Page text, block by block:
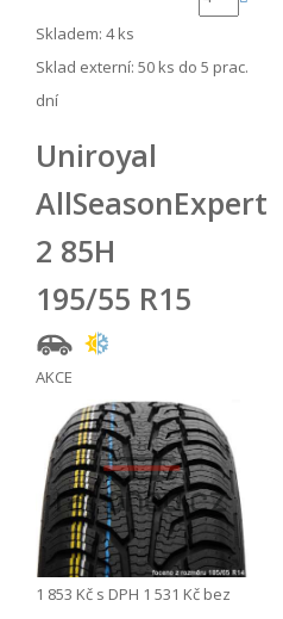
Skladem: 4 ks
Sklad externí: 50 ks do 5 prac.
dní
Uniroyal
AllSeasonExpert
2 85H
195/55 R15
AKCE
1 853 Kč s DPH 1 531 Kč bez